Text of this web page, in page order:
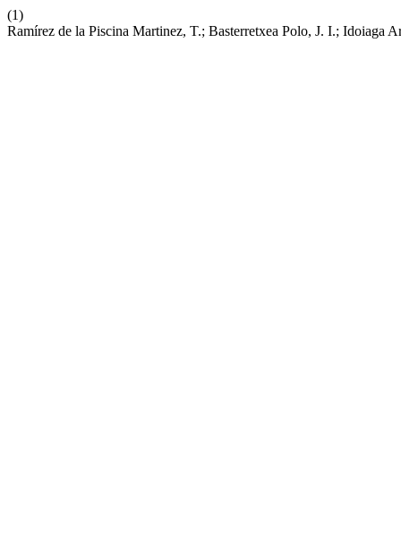
(1)
Ramírez de la Piscina Martinez, T.; Basterretxea Polo, J. I.; Idoiaga